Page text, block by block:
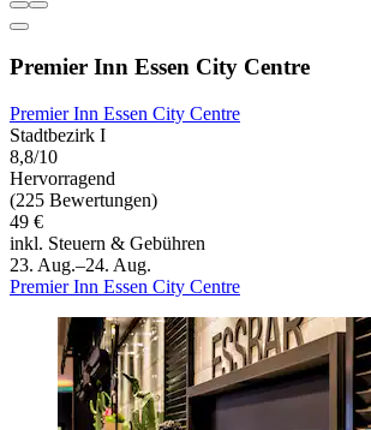
Premier Inn Essen City Centre
Premier Inn Essen City Centre
Stadtbezirk I
8,8/10
Hervorragend
(225 Bewertungen)
49 €
inkl. Steuern & Gebühren
23. Aug.–24. Aug.
Premier Inn Essen City Centre